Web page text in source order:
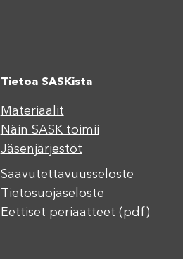
Tietoa SASKista
Materiaalit
Näin SASK toimii
Jäsenjärjestöt
Saavutettavuusseloste
Tietosuojaseloste
Eettiset periaatteet (pdf)